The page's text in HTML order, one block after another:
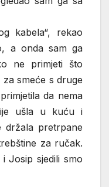
kabela“, rekao
a onda sam ga
ne primjeti što
smeće s druge
da nema
ušla u kuću i
držala pretrpane
za ručak.
Josip sjedili smo